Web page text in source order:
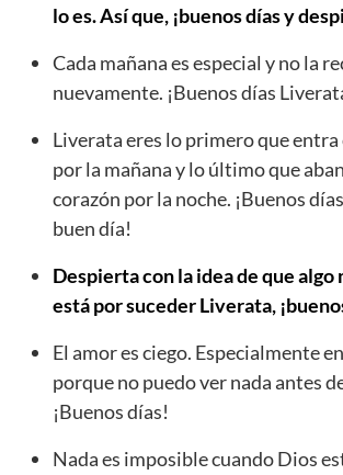
lo es. Así que, ¡buenos días y
Cada mañana es especial y no la
nuevamente. ¡Buenos días
Liverata eres lo primero que
por la mañana y lo último que
corazón por la noche. ¡Buenos
buen día!
Despierta con la idea de que
está por suceder Liverata,
El amor es ciego. Especialmente
porque no puedo ver nada antes
¡Buenos días!
Nada es imposible cuando Dios